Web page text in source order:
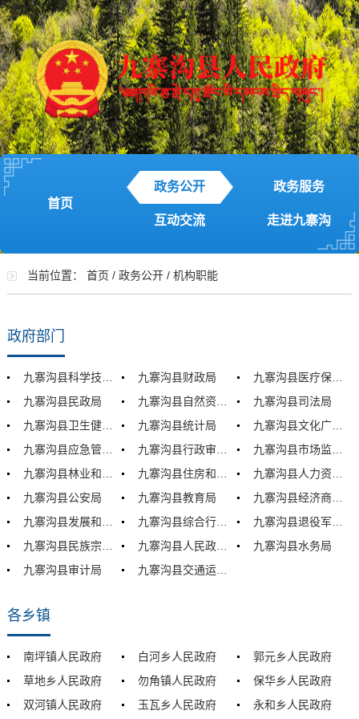
首页
政务公开 政务服务
互动交流 走进九寨沟
当前位置： 首页 / 政务公开/ 机构职能
政府部门
九寨沟县财政局
九寨沟县医疗保障局
九寨沟县民政局
九寨沟县司法局
九寨沟县卫生健康局
九寨沟县统计局
九寨沟县文化广播电视体育和旅游局
九寨沟县应急管理局
九寨沟县市场监督管理局
九寨沟县公安局
九寨沟县教育局
九寨沟县经济商务和信息化局
九寨沟县水务局
九寨沟县审计局
各乡镇
南坪镇人民政府 白河乡人民政府
郭元乡人民政府
草地乡人民政府
勿角镇人民政府
保华乡人民政府
双河镇人民政府
玉瓦乡人民政府 永和乡人民政府